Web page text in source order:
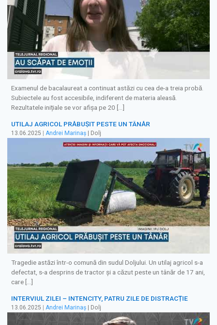
Examenul de bacalaureat a continuat astăzi cu cea de-a treia probă.
Subiectele au fost accesibile, indiferent de materia aleasă.
Rezultatele inițiale se vor afișa pe 20 […]
UTILAJ AGRICOL PRĂBUȘIT PESTE UN TÂNĂR
13.06.2025 Andrei Marinaș | Dolj
Tragedie astăzi într-o comună din sudul Doljului. Un utilaj agricol s-a
defectat, s-a desprins de tractor și a căzut peste un tânăr de 17 ani,
care […]
INTERVIUL ZILEI – INTENCITY, PATRU ZILE DE DISTRACȚIE
13.06.2025 Andrei Marinaș | Dolj